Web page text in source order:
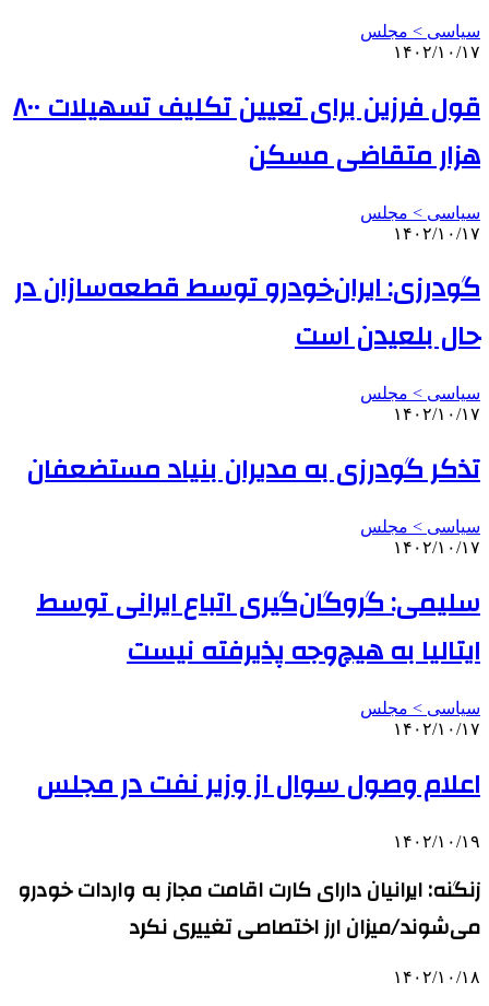
سیاسی > مجلس
۱۴۰۲/۱۰/۱۷
قول فرزین برای تعیین تکلیف تسهیلات ۸۰۰
هزار متقاضی مسکن
سیاسی > مجلس
۱۴۰۲/۱۰/۱۷
گودرزی: ایران‌خودرو توسط قطعه‌سازان در
حال بلعیدن است
سیاسی > مجلس
۱۴۰۲/۱۰/۱۷
تذکر گودرزی به مدیران بنیاد مستضعفان
سیاسی > مجلس
۱۴۰۲/۱۰/۱۷
سلیمی: گروگان‌گیری اتباع ایرانی توسط
ایتالیا به هیچ‌وجه پذیرفته نیست
سیاسی > مجلس
۱۴۰۲/۱۰/۱۷
اعلام وصول سوال از وزیر نفت در مجلس
۱۴۰۲/۱۰/۱۹
زنگنه: ایرانیان دارای کارت اقامت مجاز به واردات خودرو
می‌شوند/میزان ارز اختصاصی تغییری نکرد
۱۴۰۲/۱۰/۱۸